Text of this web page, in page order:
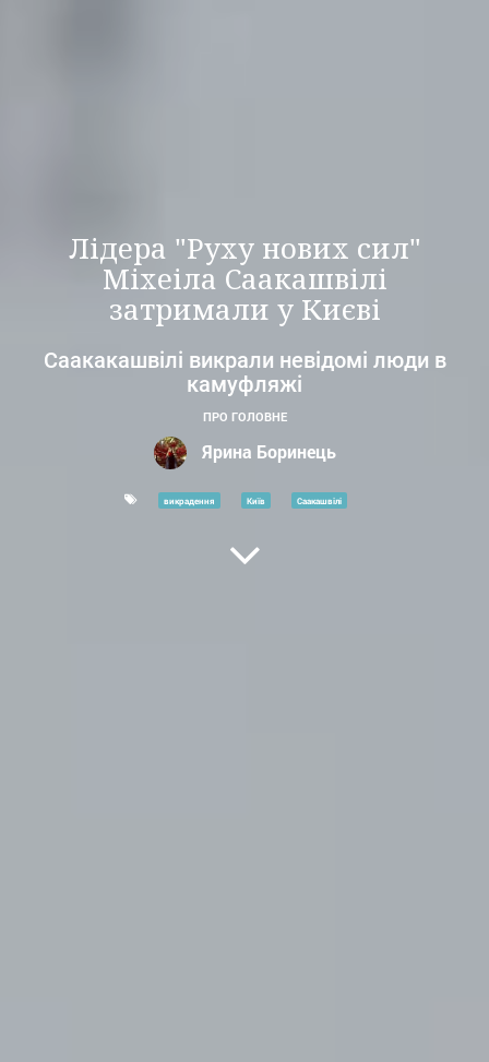
Лідера "Руху нових сил"
Міхеіла Саакашвілі
затримали у Києві
Саакакашвілі викрали невідомі люди в
камуфляжі
ПРО ГОЛОВНЕ
Ярина Боринець
викрадення Київ Саакашвілі